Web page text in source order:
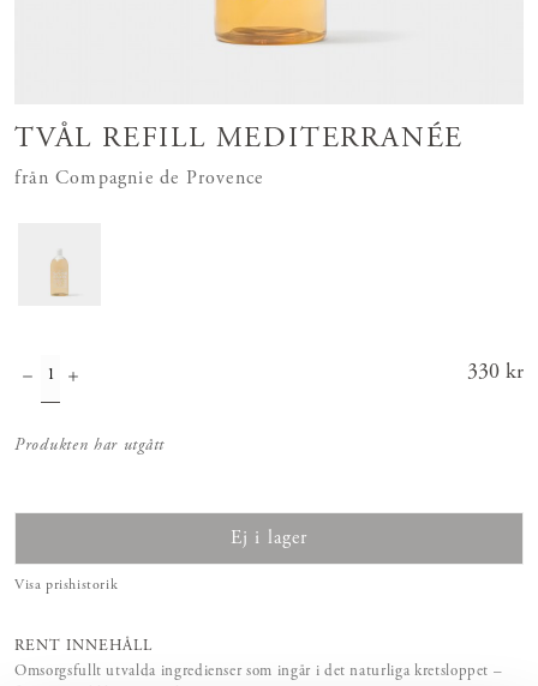
TVÅL REFILL MEDITERRANÉE
från Compagnie de Provence
Pris :
330 kr
Produkten har utgått
Ej i lager
Visa prishistorik
RENT INNEHÅLL
Omsorgsfullt utvalda ingredienser som ingår i det naturliga kretsloppet –